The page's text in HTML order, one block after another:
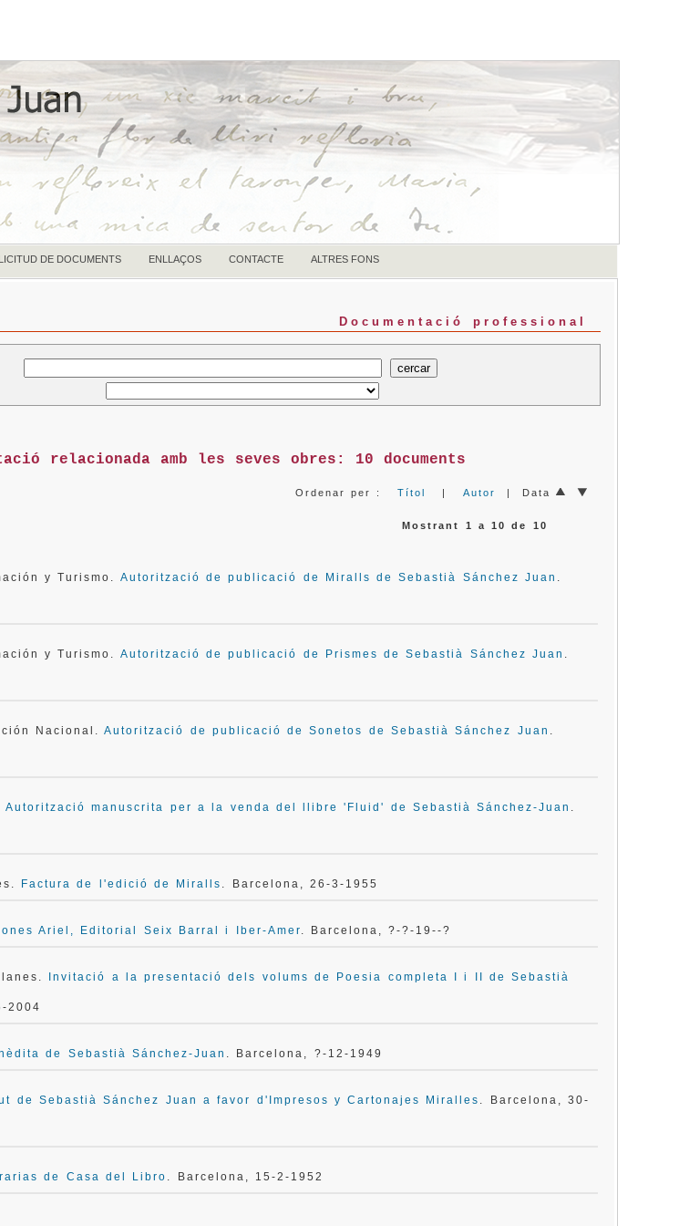
DE DOCUMENTS ENLLAÇOS CONTACTE ALTRES FONS
Documentació professional
relacionada amb les seves obres: 10 documents
Ordenar per :Títol |Autor | Data
Mostrant 1 a 10 de 10
y Turismo. Autorització de publicació de Miralls de Sebastià Sánchez Juan .
y Turismo. Autorització de publicació de Prismes de Sebastià Sánchez Juan .
Nacional.Autorització de publicació de Sonetos de Sebastià Sánchez Juan .
Autorització manuscrita per a la venda del llibre 'Fluid' de Sebastià Sánchez-Juan .
Factura de l'edició de Miralls . Barcelona, 26-3-1955
Ariel, Editorial Seix Barral i Iber-Amer. Barcelona, ?-?-19--?
Invitació a la presentació dels volums de Poesia completa I i II de Sebastià
2004
de Sebastià Sánchez-Juan . Barcelona, ?-12-1949
de Sebastià Sánchez Juan a favor d'Impresos y Cartonajes Miralles . Barcelona, 30-
de Casa del Libro . Barcelona, 15-2-1952